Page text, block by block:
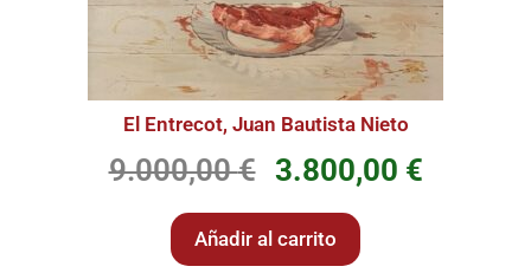
El Entrecot, Juan Bautista Nieto
9.000,00€ 3.800,00 €
Añadir al carrito